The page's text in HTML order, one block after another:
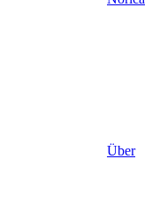
Über